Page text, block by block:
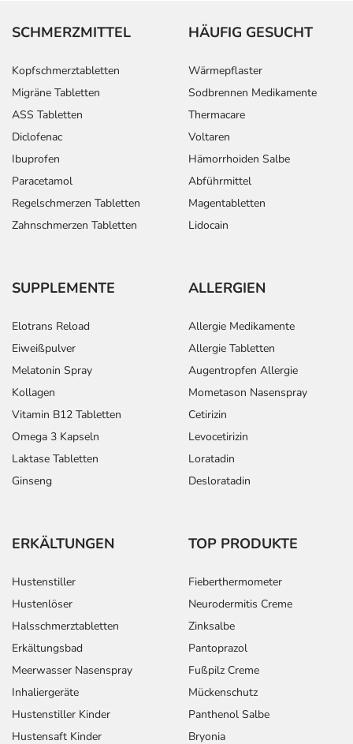
SCHMERZMITTEL
Kopfschmerztabletten
Migräne Tabletten
ASS Tabletten
Diclofenac
Ibuprofen
Paracetamol
Regelschmerzen Tabletten
Zahnschmerzen Tabletten
HÄUFIG GESUCHT
Wärmepflaster
Sodbrennen Medikamente
Thermacare
Voltaren
Hämorrhoiden Salbe
Abführmittel
Magentabletten
Lidocain
SUPPLEMENTE
Elotrans Reload
Eiweißpulver
Melatonin Spray
Kollagen
Vitamin B12 Tabletten
Omega 3 Kapseln
Laktase Tabletten
Ginseng
ALLERGIEN
Allergie Medikamente
Allergie Tabletten
Augentropfen Allergie
Mometason Nasenspray
Cetirizin
Levocetirizin
Loratadin
Desloratadin
ERKÄLTUNGEN
Hustenstiller
Hustenlöser
Halsschmerztabletten
Erkältungsbad
Meerwasser Nasenspray
Inhaliergeräte
Hustenstiller Kinder
Hustensaft Kinder
TOP PRODUKTE
Fieberthermometer
Neurodermitis Creme
Zinksalbe
Pantoprazol
Fußpilz Creme
Mückenschutz
Panthenol Salbe
Bryonia